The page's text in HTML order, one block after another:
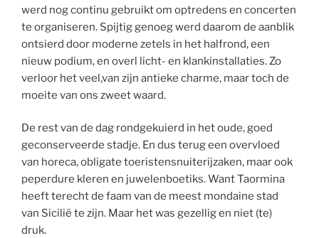
werd nog continu gebruikt om optredens en concerten
te organiseren. Spijtig genoeg werd daarom de aanblik
ontsierd door moderne zetels in het halfrond, een
nieuw podium, en overl licht- en klankinstallaties. Zo
verloor het veel,van zijn antieke charme, maar toch de
moeite van ons zweet waard.
De rest van de dag rondgekuierd in het oude, goed
geconserveerde stadje. En dus terug een overvloed
van horeca, obligate toeristensnuiterijzaken, maar ook
peperdure kleren en juwelenboetiks. Want Taormina
heeft terecht de faam van de meest mondaine stad
van Sicilië te zijn. Maar het was gezellig en niet (te)
druk.